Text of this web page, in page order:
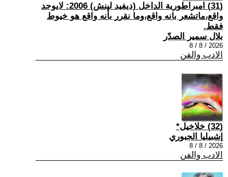
(31) امبراطورية الداخل (ديفيد لينش) 2006: لايوجد
واقع،ماتشعر بانه واقع،وما نقرر بأنه واقع هو خيوط
فقط.
بلال سمير الصدّر
2026 / 8 / 8
الادب والفن
(32) خلاخيل*
إشبيليا الجبوري
2026 / 8 / 8
الادب والفن